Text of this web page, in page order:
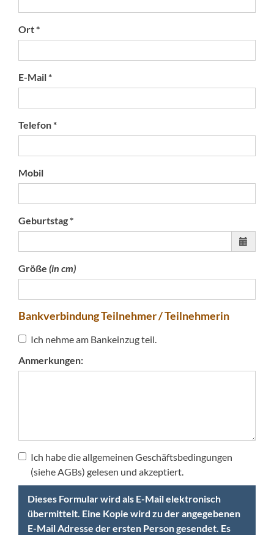
Ort *
E-Mail *
Telefon *
Mobil
Geburtstag *
Größe (in cm)
Bankverbindung Teilnehmer / Teilnehmerin
Ich nehme am Bankeinzug teil.
Anmerkungen:
Ich habe die allgemeinen Geschäftsbedingungen
(siehe AGBs) gelesen und akzeptiert.
Dieses Formular wird als E-Mail elektronisch
übermittelt. Eine Kopie wird zu der angegebenen
E-Mail Adresse der ersten Person gesendet. Es